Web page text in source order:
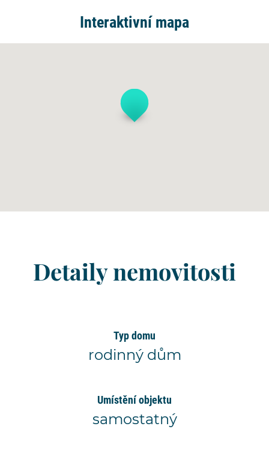
Interaktivní mapa
Detaily nemovitosti
Typ domu
rodinný dům
Umístění objektu
samostatný